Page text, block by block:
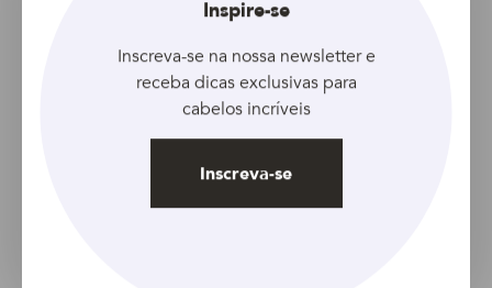
Inspire-se
Inscreva-se na nossa newsletter e
receba dicas exclusivas para
cabelos incríveis
Inscreva-se